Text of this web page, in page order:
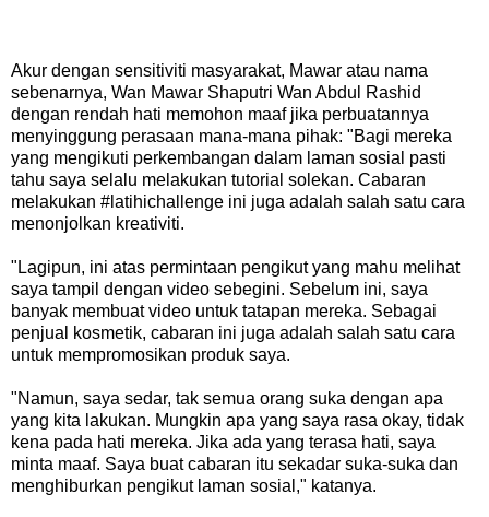
Akur dengan sensitiviti masyarakat, Mawar atau nama
sebenarnya, Wan Mawar Shaputri Wan Abdul Rashid
dengan rendah hati memohon maaf jika perbuatannya
menyinggung perasaan mana-mana pihak: "Bagi mereka
yang mengikuti perkembangan dalam laman sosial pasti
tahu saya selalu melakukan tutorial solekan. Cabaran
melakukan #latihichallenge ini juga adalah salah satu cara
menonjolkan kreativiti.
"Lagipun, ini atas permintaan pengikut yang mahu melihat
saya tampil dengan video sebegini. Sebelum ini, saya
banyak membuat video untuk tatapan mereka. Sebagai
penjual kosmetik, cabaran ini juga adalah salah satu cara
untuk mempromosikan produk saya.
"Namun, saya sedar, tak semua orang suka dengan apa
yang kita lakukan. Mungkin apa yang saya rasa okay, tidak
kena pada hati mereka. Jika ada yang terasa hati, saya
minta maaf. Saya buat cabaran itu sekadar suka-suka dan
menghiburkan pengikut laman sosial," katanya.